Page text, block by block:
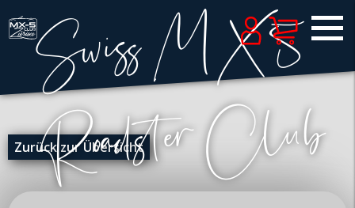
Zurück zur Übersicht